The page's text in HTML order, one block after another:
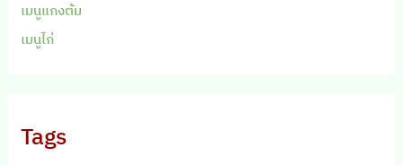
เมนูแกงต้ม
เมนูไก่
Tags